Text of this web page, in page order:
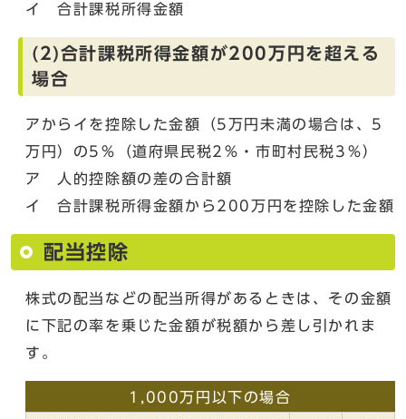
イ 合計課税所得金額
(2)合計課税所得金額が200万円を超える
場合
アからイを控除した金額（5万円未満の場合は、5
万円）の5％（道府県民税2％・市町村民税3％）
ア 人的控除額の差の合計額
イ 合計課税所得金額から200万円を控除した金額
配当控除
株式の配当などの配当所得があるときは、その金額
に下記の率を乗じた金額が税額から差し引かれま
す。
1,000万円以下の場合